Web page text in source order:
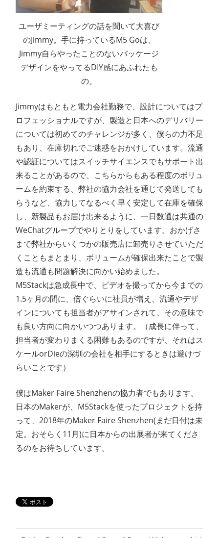
ユーザミーティングの話を聞いて大喜び
のJimmy。手に持っているM5 Goは、
Jimmy自らやったことのないパッケージ
デザインをやってるDIY感にあふれたも
の。
Jimmyはもともと電力会社勤務で、設計についてはプ
ロフェッショナルですが、製造と日本へのデリバリー
については初めてのチャレンジが多く、僕らの力不足
もあり、在庫切れでご迷惑をおかけしています。流通
や認証についてはスイッチサイエンスでもサポート出
来ることがあるので、こちらからもある程度のボリュ
ームを約束する、弊社の協力会社を通じて発送しても
らうなど、協力してなるべく早く安定して在庫を確保
し、新製品もお届け出来るように、一日数通は共通の
WeChatグループでやりとりをしています。おかげさ
まで弊社からいくつかの販売店に卸売りさせていただ
くこともまとまり、ボリュームが確保出来たことで製
造も流通も問題解決に向かい始めました。
M5Stackは急成長中で、ビデオを撮ってから今までの
1.5ヶ月の間に、倍ぐらいに社員が増え、流通やデザ
インについても担当者がアサインされて、その意味で
も良い方向に向かいつつあります。（成長に伴って、
担当者が変わりまくる困難もあるのですが、それはス
ケールorDieの深圳の会社を相手にするときは避けづ
らいことです）
僕はMaker Faire Shenzhenの協力者でもあります。
日本のMakerが、M5Stackを使ったプロジェクトを持
って、2018年のMaker Faire Shenzhen(まだ日付は未
定。おそらく11月)に日本からの出展者が来てくださ
るのをお待ちしています。